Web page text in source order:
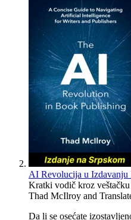
AI Revolucija u Izdavanju
Kratki vodič kroz
Thad McIlroy and
Da li se osećate